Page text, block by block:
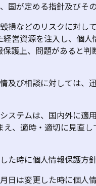
が定める指針及びその
損などのリスクに対し
経営資源を注入し、個
保護上、問題があると
及び相談に対しては、
ステムは、国内外に適
、適時・適切に見直
時に個人情報保護方針
は変更した時に個人情